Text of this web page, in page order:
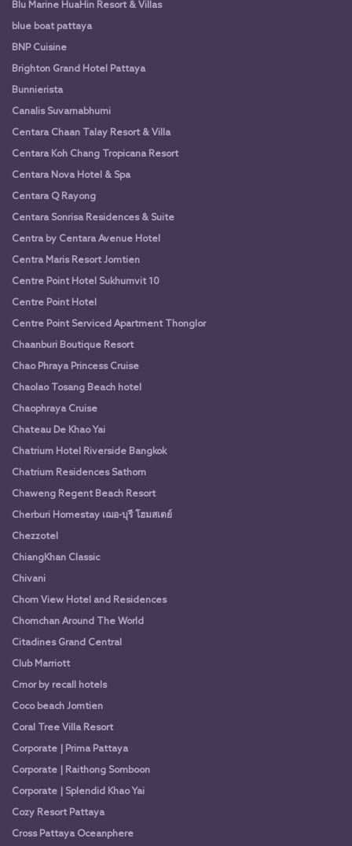
Blu Marine HuaHin Resort & Villas
blue boat pattaya
BNP Cuisine
Brighton Grand Hotel Pattaya
Bunnierista
Canalis Suvarnabhumi
Centara Chaan Talay Resort & Villa
Centara Koh Chang Tropicana Resort
Centara Nova Hotel & Spa
Centara Q Rayong
Centara Sonrisa Residences & Suite
Centra by Centara Avenue Hotel
Centra Maris Resort Jomtien
Centre Point Hotel Sukhumvit 10
Centre Point Hotel
Centre Point Serviced Apartment Thonglor
Chaanburi Boutique Resort
Chao Phraya Princess Cruise
Chaolao Tosang Beach hotel
Chaophraya Cruise
Chateau De Khao Yai
Chatrium Hotel Riverside Bangkok
Chatrium Residences Sathorn
Chaweng Regent Beach Resort
Cherburi Homestay เฌอ-บุรี โฮมสเตย์
Chezzotel
ChiangKhan Classic
Chivani
Chom View Hotel and Residences
Chomchan Around The World
Citadines Grand Central
Club Marriott
Cmor by recall hotels
Coco beach Jomtien
Coral Tree Villa Resort
Corporate | Prima Pattaya
Corporate | Raithong Somboon
Corporate | Splendid Khao Yai
Cozy Resort Pattaya
Cross Pattaya Oceanphere